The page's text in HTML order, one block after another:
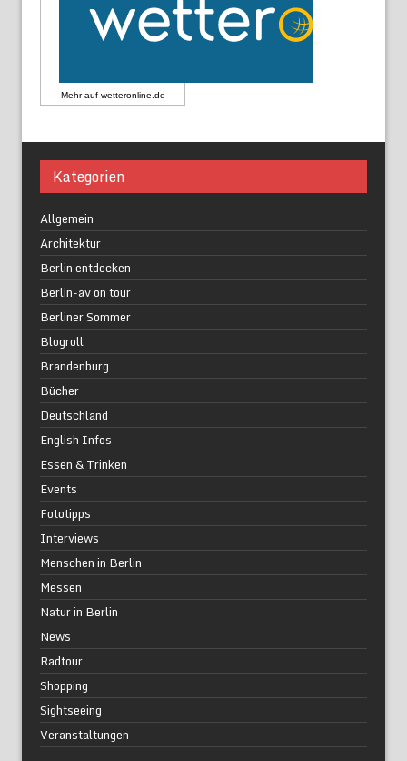
Mehr auf wetteronline.de
Kategorien
Allgemein
Architektur
Berlin entdecken
Berlin-av on tour
Berliner Sommer
Blogroll
Brandenburg
Bücher
Deutschland
English Infos
Essen & Trinken
Events
Fototipps
Interviews
Menschen in Berlin
Messen
Natur in Berlin
News
Radtour
Shopping
Sightseeing
Veranstaltungen